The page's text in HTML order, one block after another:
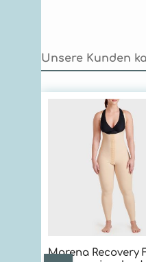
Unsere Kunden
Produktgalerie
Marena Recovery